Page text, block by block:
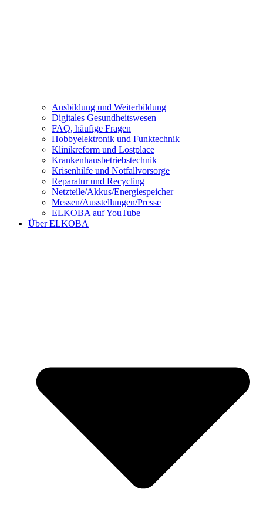
Ausbildung und Weiterbildung
Digitales Gesundheitswesen
FAQ, häufige Fragen
Hobbyelektronik und Funktechnik
Klinikreform und Lostplace
Krankenhausbetriebstechnik
Krisenhilfe und Notfallvorsorge
Reparatur und Recycling
Netzteile/Akkus/Energiespeicher
Messen/Ausstellungen/Presse
ELKOBA auf YouTube
Über ELKOBA